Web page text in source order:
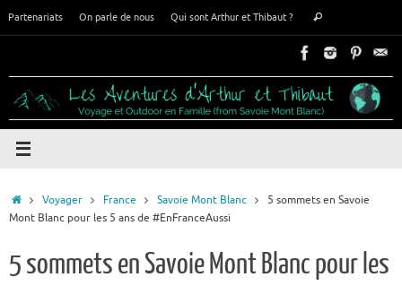
Partenariats On parle de nous Qui sont Arthur et Thibaut ?
:
Rechercher
Accueil
Voyager France Savoie Mont Blanc
5 sommets en Savoie
Mont Blanc pour les 5 ans de #EnFranceAussi
5 sommets en Savoie Mont Blanc pour les